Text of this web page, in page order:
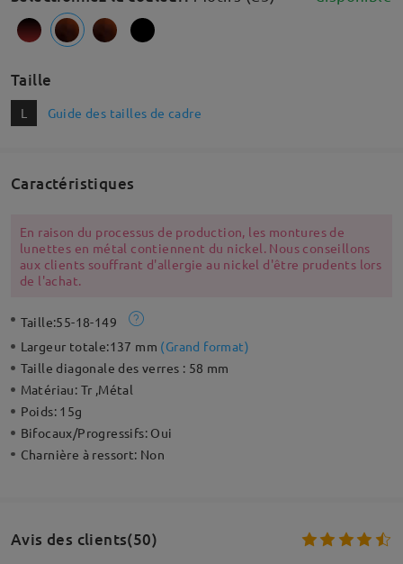
Taille
L Guide des tailles de cadre
Caractéristiques
En raison du processus de production, les montures de
lunettes en métal contiennent du nickel. Nous conseillons
aux clients souffrant d'allergie au nickel d'être prudents lors
de l'achat.
Taille:55-18-149
Largeur totale:137 mm (Grand format)
Taille diagonale des verres : 58 mm
Matériau: Tr ,Métal
Poids: 15g
Bifocaux/Progressifs: Oui
Charnière à ressort: Non
Avis des clients(50)